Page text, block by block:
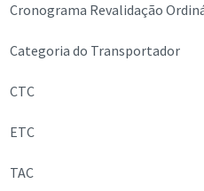
Cronograma Revalidação
Categoria do Transportador
CTC
ETC
TAC